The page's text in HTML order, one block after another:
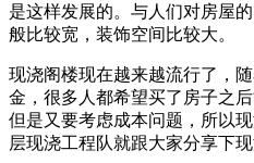
是这样发展的。与人们对房屋
般比较宽，装饰空间比较大。
现浇阁楼现在越来越流行了，
金，很多人都希望买了房子之
但是又要考虑成本问题，所以
层现浇工程队就跟大家分享下